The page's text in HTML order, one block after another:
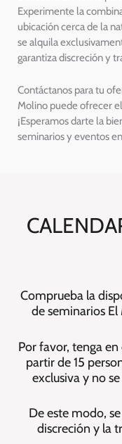
Experimente la
ubicación cerca de la
se alquila
garantiza discreción y
Contáctanos para tu
Molino puede ofrecer
¡Esperamos darte la
seminarios y eventos
Comprueba la
de seminarios
Por favor, tenga
partir de 15
exclusiva y no
De este modo,
discreción y la